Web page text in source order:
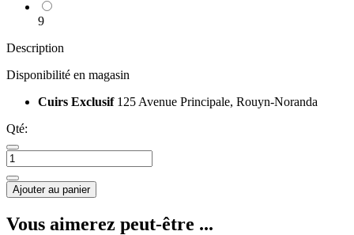
9
Description
Disponibilité en magasin
Cuirs Exclusif 125 Avenue Principale, Rouyn-Noranda
Qté:
Ajouter au panier
Vous aimerez peut-être ...